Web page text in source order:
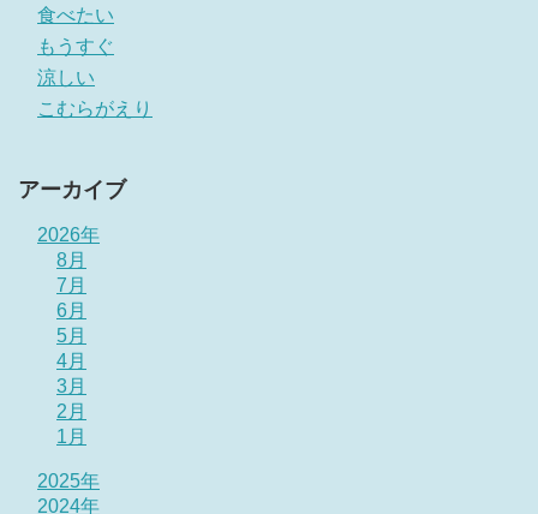
食べたい
もうすぐ
涼しい
こむらがえり
アーカイブ
2026年
8月
7月
6月
5月
4月
3月
2月
1月
2025年
2024年